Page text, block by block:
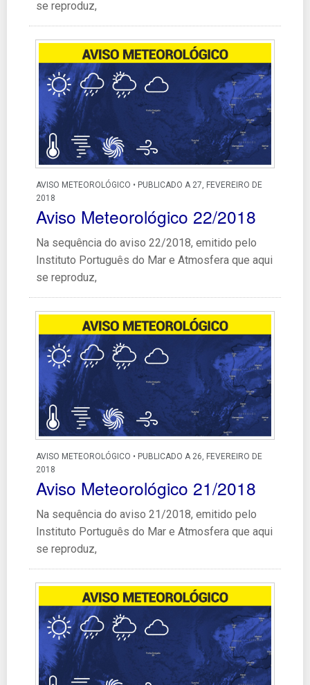
se reproduz,
AVISO METEOROLÓGICO • PUBLICADO A 27, FEVEREIRO DE
2018
Aviso Meteorológico 22/2018
Na sequência do aviso 22/2018, emitido pelo
Instituto Português do Mar e Atmosfera que aqui
se reproduz,
AVISO METEOROLÓGICO • PUBLICADO A 26, FEVEREIRO DE
2018
Aviso Meteorológico 21/2018
Na sequência do aviso 21/2018, emitido pelo
Instituto Português do Mar e Atmosfera que aqui
se reproduz,